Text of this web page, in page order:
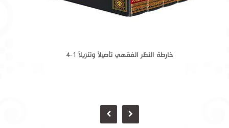
خارطة النظر الفقهي تأصيلاً وتنزيلاً 1-4